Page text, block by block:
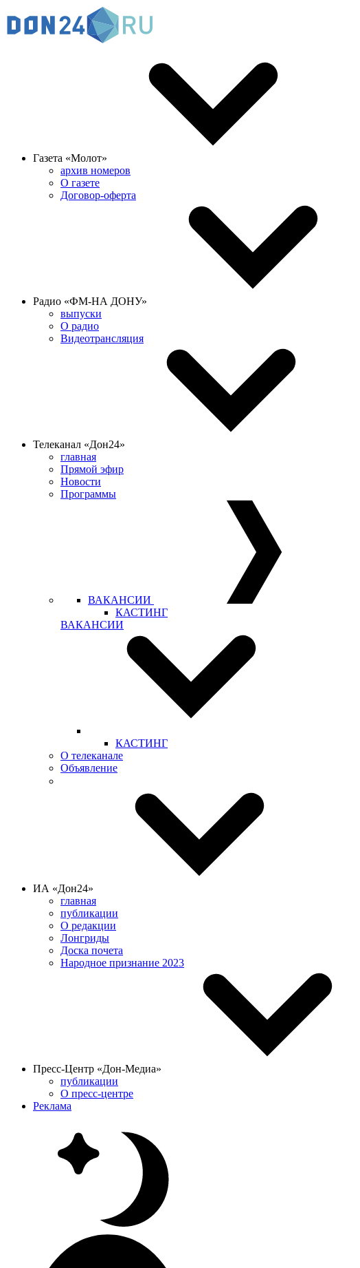
Газета «Молот»
архив номеров
О газете
Договор-оферта
Радио «ФМ-НА ДОНУ»
выпуски
О радио
Видеотрансляция
Телеканал «Дон24»
главная
Прямой эфир
Новости
Программы
ВАКАНСИИ
КАСТИНГ
ВАКАНСИИ
КАСТИНГ
О телеканале
Объявление
ИА «Дон24»
главная
публикации
О редакции
Лонгриды
Доска почета
Народное признание 2023
Пресс-Центр «Дон-Медиа»
публикации
О пресс-центре
Реклама